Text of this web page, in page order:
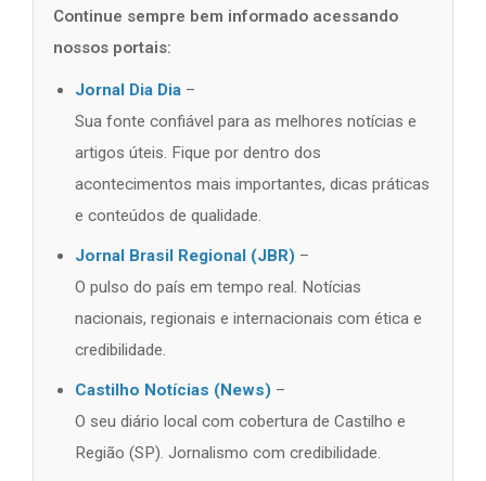
Continue sempre bem informado acessando
nossos portais:
Jornal Dia Dia –
Sua fonte confiável para as melhores notícias e
artigos úteis. Fique por dentro dos
acontecimentos mais importantes, dicas práticas
e conteúdos de qualidade.
Jornal Brasil Regional (JBR) –
O pulso do país em tempo real. Notícias
nacionais, regionais e internacionais com ética e
credibilidade.
Castilho Notícias (News) –
O seu diário local com cobertura de Castilho e
Região (SP). Jornalismo com credibilidade.